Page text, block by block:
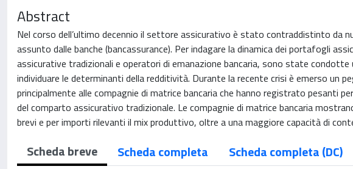
Abstract
Nel corso dell’ultimo decennio il settore assicurativo è stato contraddistinto da
assunto dalle banche (bancassurance). Per indagare la dinamica dei portafogli
assicurative tradizionali e operatori di emanazione bancaria, sono state condotte
individuare le determinanti della redditività. Durante la recente crisi è emerso un
principalmente alle compagnie di matrice bancaria che hanno registrato pesanti
del comparto assicurativo tradizionale. Le compagnie di matrice bancaria
brevi e per importi rilevanti il mix produttivo, oltre a una maggiore capacità di
Scheda breve Scheda completa Scheda completa (DC)